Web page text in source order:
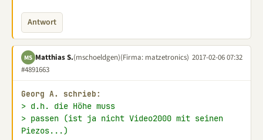
Antwort
MS Matthias S.(mschoeldgen)(Firma: matzetronics) 2017-02-06 07:32
#4891663
Georg A. schrieb:
> d.h. die Höhe muss
> passen (ist ja nicht Video2000 mit seinen
Piezos...)